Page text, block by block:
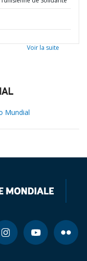
Voir la suite
Mundial